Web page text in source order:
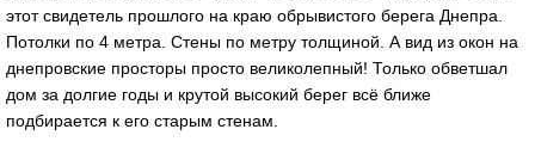
этот свидетель прошлого на краю обрывистого берега Днепра.
Потолки по 4 метра. Стены по метру толщиной. А вид из окон на
днепровские просторы просто великолепный! Только обветшал
дом за долгие годы и крутой высокий берег всё ближе
подбирается к его старым стенам.